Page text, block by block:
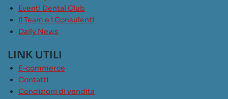
Eventi Dental Club
Il Team e i Consulenti
Daily News
LINK UTILI
E-commerce
Contatti
Condizioni di vendita